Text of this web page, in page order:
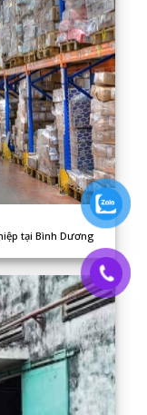
tại Bình Dương